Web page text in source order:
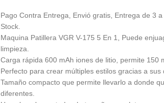
Pago Contra Entrega, Envió gratis, Entrega de 3
Stock.
Maquina Patillera VGR V-175 5 En 1, Puede
limpieza.
Carga rápida 600 mAh iones de litio, permite 150
Perfecto para crear múltiples estilos gracias a sus
Tamaño compacto que permite llevarlo a donde
diferentes.